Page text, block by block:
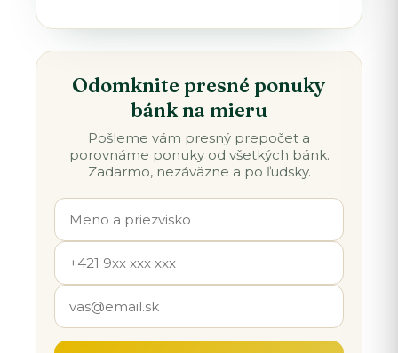
Odomknite presné ponuky
bánk na mieru
Pošleme vám presný prepočet a
porovnáme ponuky od všetkých bánk.
Zadarmo, nezáväzne a po ľudsky.